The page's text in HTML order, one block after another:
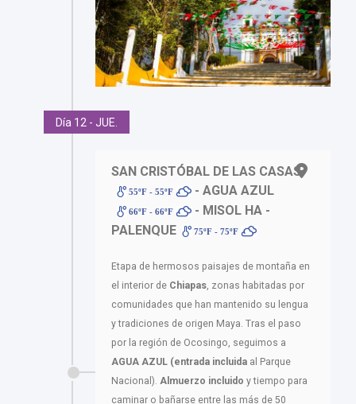
Día 12 - JUE.
SAN CRISTÓBAL DE LAS CASAS
55ºF - 55ºF - AGUA AZUL
66ºF - 66ºF
- MISOL HA -
PALENQUE
75ºF - 75ºF
Etapa de hermosos paisajes de montaña en
el interior de Chiapas , zonas habitadas por
comunidades que han mantenido su lengua
y tradiciones de origen Maya. Tras el paso
por la región de Ocosingo, seguimos a
AGUA AZUL (entrada incluida al Parque
Nacional). Almuerzo incluido y tiempo para
caminar o bañarse entre las más de 50